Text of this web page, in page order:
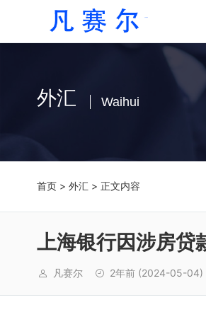
外汇 Waihui
首页 > 外汇 > 正文内容
上海银行因涉房贷
凡赛尔 2年前 (2024-05-04)